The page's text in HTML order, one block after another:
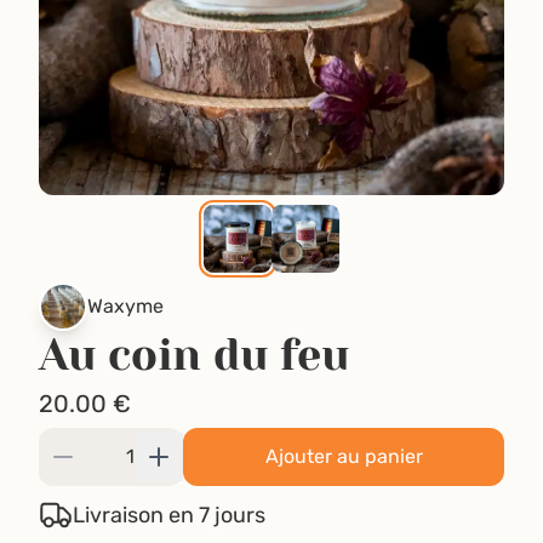
Waxyme
Au coin du feu
20.00 €
Ajouter au panier
Livraison en 7 jours